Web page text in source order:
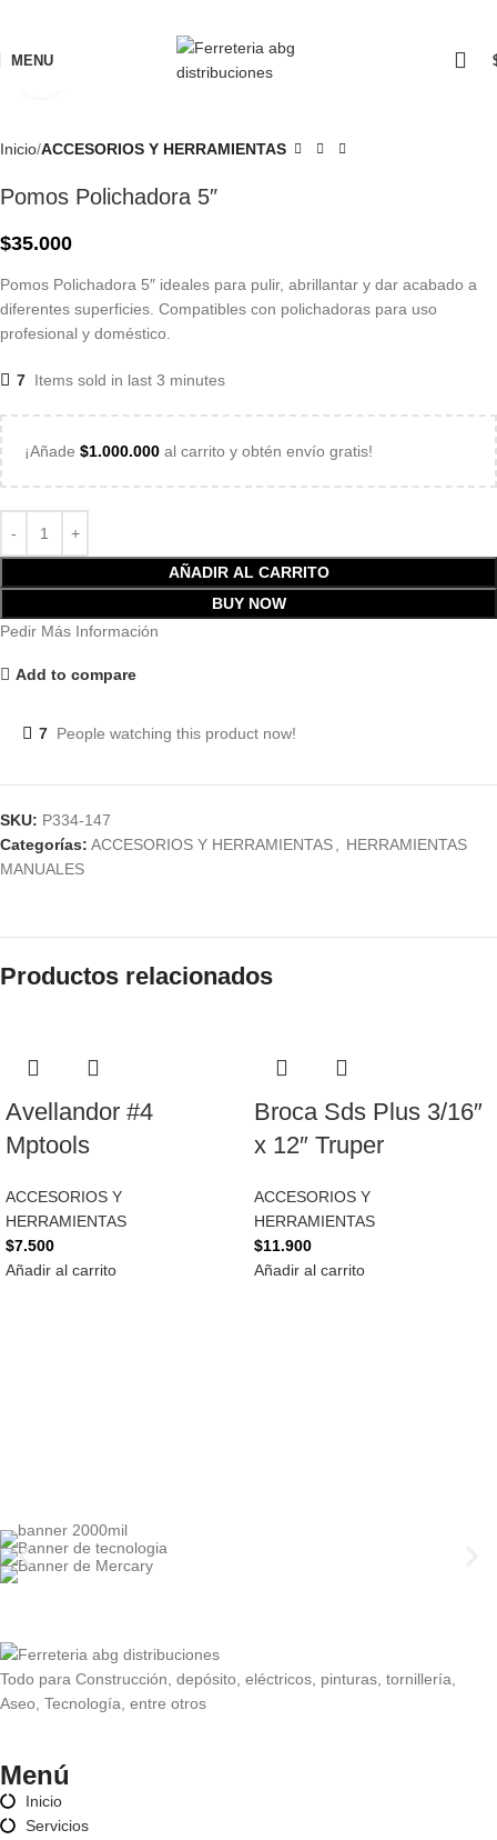
MENU
Inicio ACCESORIOS Y HERRAMIENTAS
Pomos Polichadora 5″
$35.000
Pomos Polichadora 5″ ideales para pulir, abrillantar y dar acabado a
diferentes superficies. Compatibles con polichadoras para uso
profesional y doméstico.
7 Items sold in last 3 minutes
¡Añade $1.000.000 al carrito y obtén envío gratis!
AÑADIR AL CARRITO
BUY NOW
Pedir Más Información
Add to compare
7 People watching this product now!
SKU: P334-147
Categorías: ACCESORIOS Y HERRAMIENTAS
HERRAMIENTAS
MANUALES
Productos relacionados
Avellandor #4
Mptools
ACCESORIOS Y
HERRAMIENTAS
$7.500
Añadir al carrito
Broca Sds Plus 3/16″
x 12″ Truper
ACCESORIOS Y
HERRAMIENTAS
$11.900
Añadir al carrito
Todo para Construcción, depósito, eléctricos, pinturas, tornillería,
Aseo, Tecnología, entre otros
Menú
Inicio
Servicios